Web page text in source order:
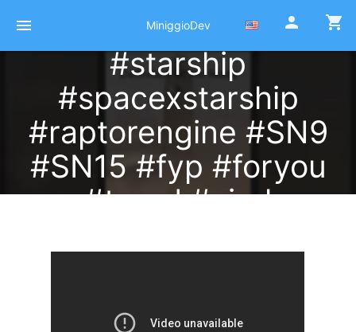
MiniggioDev
menu person shopping_cart
#spacex #elonmusk
#starship
#spacexstarship
#raptorengine #SN9
#SN15 #fyp #foryou
#trend #viral